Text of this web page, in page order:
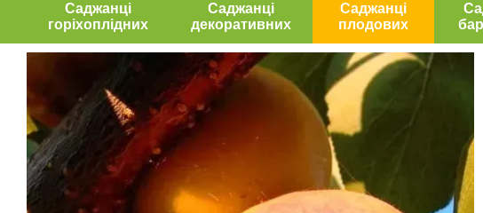
Саджанці
горіхоплідних
Саджанці
декоративних
Саджанці
плодових